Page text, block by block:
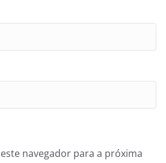
navegador para a próxima